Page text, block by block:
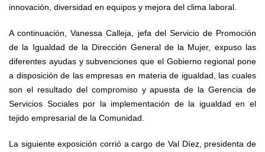
innovación, diversidad en equipos y mejora del clima laboral.
A continuación, Vanessa Calleja, jefa del Servicio de Promoción
de la Igualdad de la Dirección General de la Mujer, expuso las
diferentes ayudas y subvenciones que el Gobierno regional pone
a disposición de las empresas en materia de igualdad, las cuales
son el resultado del compromiso y apuesta de la Gerencia de
Servicios Sociales por la implementación de la igualdad en el
tejido empresarial de la Comunidad.
La siguiente exposición corrió a cargo de Val Díez, presidenta de